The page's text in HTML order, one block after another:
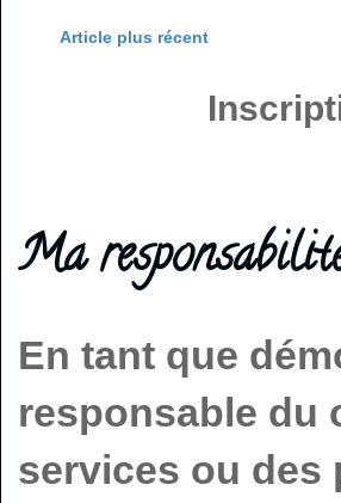
Article plus récent
Ma
En tant que
responsable du
services ou des